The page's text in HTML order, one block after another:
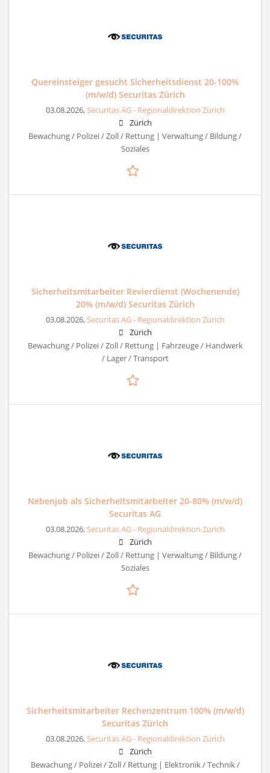
Quereinsteiger gesucht Sicherheitsdienst 20-100%
(m/w/d) Securitas Zürich
03.08.2026,Securitas AG - Regionaldirektion Zürich
Zürich
Bewachung / Polizei / Zoll / Rettung | Verwaltung / Bildung /
Soziales
Sicherheitsmitarbeiter Revierdienst (Wochenende)
20% (m/w/d) Securitas Zürich
03.08.2026,Securitas AG - Regionaldirektion Zürich
Zürich
Bewachung / Polizei / Zoll / Rettung | Fahrzeuge / Handwerk
/ Lager / Transport
Nebenjob als Sicherheitsmitarbeiter 20-80% (m/w/d)
Securitas AG
03.08.2026,Securitas AG - Regionaldirektion Zürich
Zürich
Bewachung / Polizei / Zoll / Rettung | Verwaltung / Bildung /
Soziales
Sicherheitsmitarbeiter Rechenzentrum 100% (m/w/d)
Securitas Zürich
03.08.2026,Securitas AG - Regionaldirektion Zürich
Zürich
Bewachung / Polizei / Zoll / Rettung | Elektronik / Technik /